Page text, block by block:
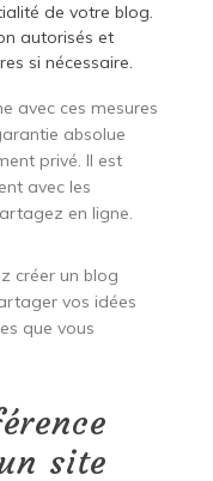
de votre blog.
autorisés et
si nécessaire.
avec ces mesures
absolue
privé. Il est
avec les
en ligne.
créer un blog
vos idées
que vous
site